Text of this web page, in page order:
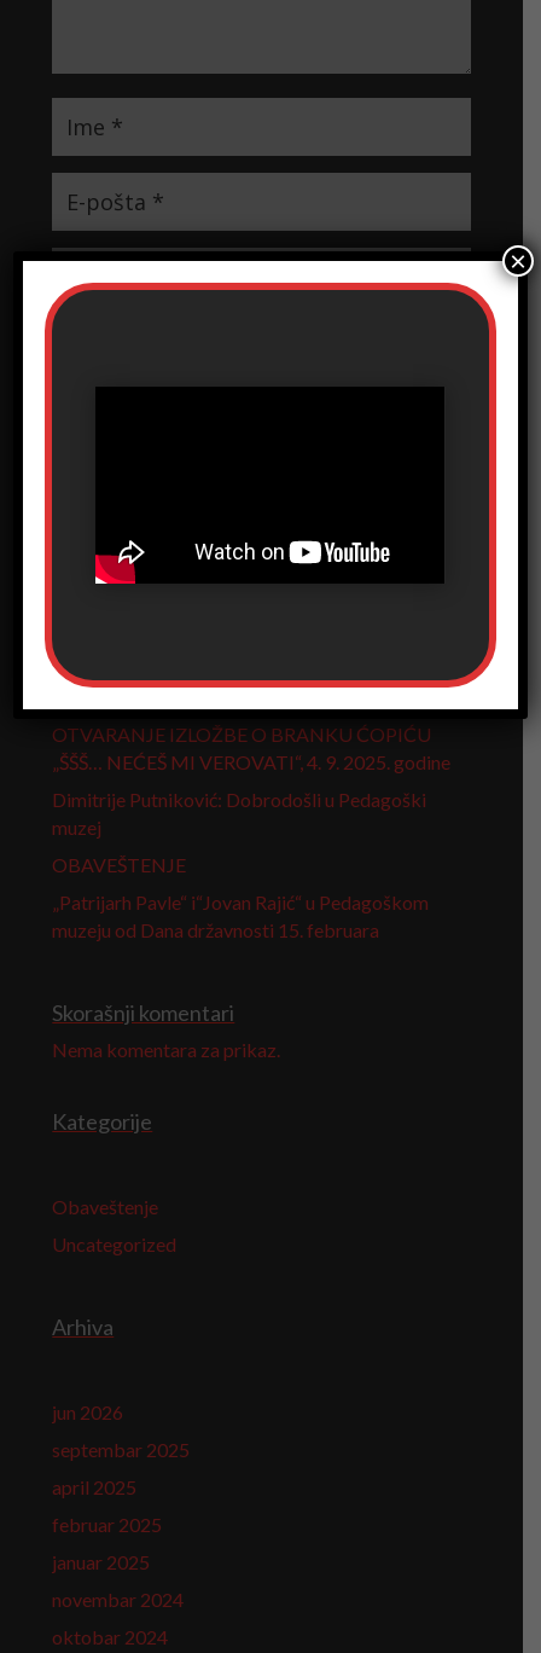
Skorašnji članci
OTVARANJE IZLOŽBE O BRANKU ĆOPIĆU
„ŠŠŠ… NEĆEŠ MI VEROVATI“, 4. 9. 2025. godine
Dimitrije Putniković: Dobrodošli u Pedagoški
muzej
OBAVEŠTENJE
„Patrijarh Pavle“ i“Jovan Rajić“ u Pedagoškom
muzeju od Dana državnosti 15. februara
Skorašnji komentari
Nema komentara za prikaz.
Kategorije
Obaveštenje
Uncategorized
Arhiva
jun 2026
septembar 2025
april 2025
februar 2025
januar 2025
novembar 2024
oktobar 2024
×